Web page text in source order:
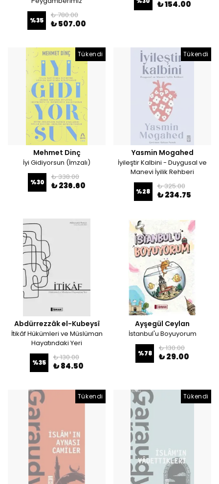
%35
₺ 780.00
₺ 507.00
₺ 154.00
Tükendi
Mehmet Dinç
İyi Gidiyorsun (İmzalı)
%30
₺ 338.00
₺ 236.60
Tükendi
Yasmin Mogahed
İyileştir Kalbini - Duygusal ve
Manevi İyilik Rehberi
%28
₺ 325.00
₺ 234.75
Abdürrezzâk el-Kubeysî
İtikâf Hükümleri ve Müslüman
Hayatındaki Yeri
%35
₺ 130.00
₺ 84.50
Ayşegül Ceylan
İstanbul'u Boyuyorum
%78
₺ 130.00
₺ 29.00
Tükendi Tükendi